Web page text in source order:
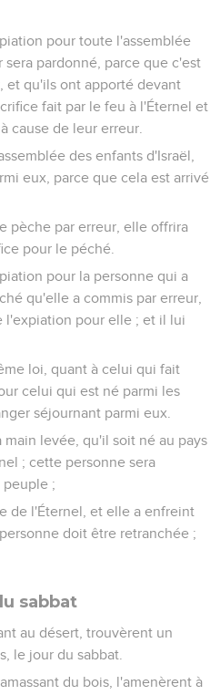
pour toute l'assemblée
pardonné, parce que c'est
et qu'ils ont apporté devant
fait par le feu à l'Éternel et
cause de leur erreur.
des enfants d'Israël,
eux, parce que cela est arrivé
pèche par erreur, elle offrira
pour le péché.
pour la personne qui a
qu'elle a commis par erreur,
l'expiation pour elle ; et il lui
loi, quant à celui qui fait
celui qui est né parmi les
séjournant parmi eux.
main levée, qu'il soit né au pays
; cette personne sera
peuple ;
de l'Éternel, et elle a enfreint
doit être retranchée ;
sabbat
au désert, trouvèrent un
le jour du sabbat.
du bois, l'amenèrent à